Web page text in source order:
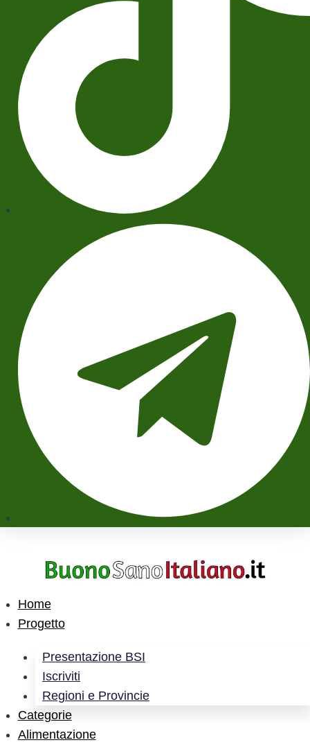
Home
Progetto
Presentazione BSI
Iscriviti
Regioni e Provincie
Categorie
Alimentazione